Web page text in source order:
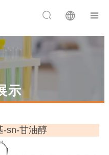
 
示
-sn-甘油醇